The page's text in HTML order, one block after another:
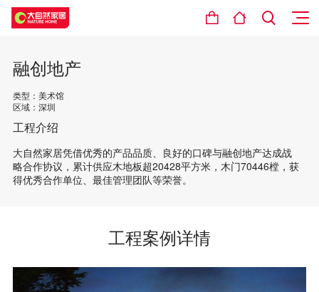
融创地产
类型：美术馆
区域：深圳
工程介绍
大自然家居凭借优秀的产品品质、良好的口碑与融创地产达成战
略合作协议，累计供应木地板超20428平方米，木门70446樘，获
得优秀合作单位、最佳管理团队等荣誉。
工程案例详情